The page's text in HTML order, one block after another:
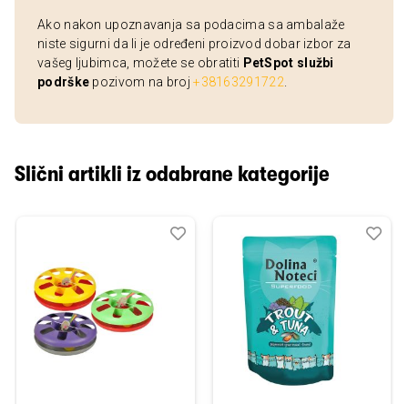
Ako nakon upoznavanja sa podacima sa ambalaže
niste sigurni da li je određeni proizvod dobar izbor za
vašeg ljubimca, možete se obratiti PetSpot službi
podrške pozivom na broj+38163291722
Slični artikli iz odabrane kategorije
Dodaj
Uporedi